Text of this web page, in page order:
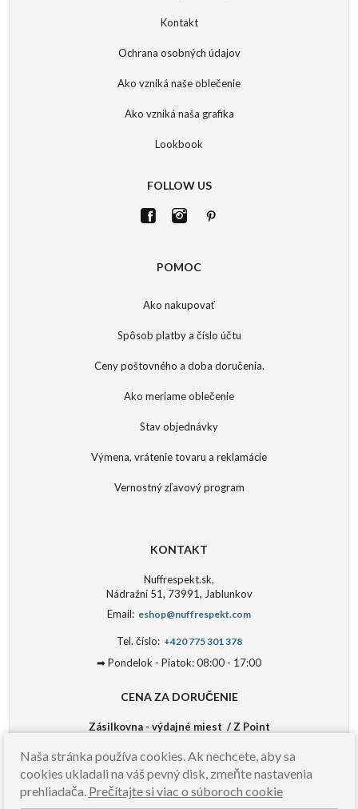
Kontakt
Ochrana osobných údajov
Ako vzniká naše oblečenie
Ako vzniká naša grafika
Lookbook
FOLLOW US
POMOC
Ako nakupovať
Spôsob platby a číslo účtu
Ceny poštovného a doba doručenia.
Ako meriame oblečenie
Stav objednávky
Výmena, vrátenie tovaru a reklamácie
Vernostný zľavový program
KONTAKT
Nuffrespekt.sk,
Nádražní 51, 73991, Jablunkov
Email: eshop@nuffrespekt.com
Tel. číslo: +420 775 301 378
➡ Pondelok - Piatok: 08:00 - 17:00
CENA ZA DORUČENIE
Zásilkovna - výdajné miest / Z Point
Platba dobierkou: 6 €
Zásilkovna - kuriér
Platba vopred: 3,5 €
Naša stránka používa cookies. Ak nechcete, aby sa
cookies ukladali na váš pevný disk, zmeňte nastavenia
prehliadača. Prečítajte si viac o súboroch cookie